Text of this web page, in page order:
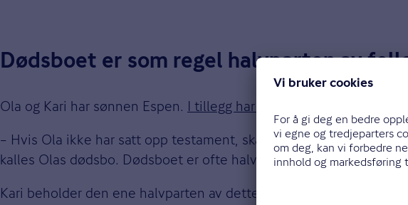
Dødsboet er som regel halvparten av
Ola og Kari har sønnen Espen. I tillegg har begge særkullsbarn :
– Hvis Ola ikke har satt opp testament, skal arven deles i
kalles Olas dødsbo. Dødsboet er ofte halvparten av alt ektefeller
Kari beholder den ene halvparten av dette, mens Olas dødsbo eier